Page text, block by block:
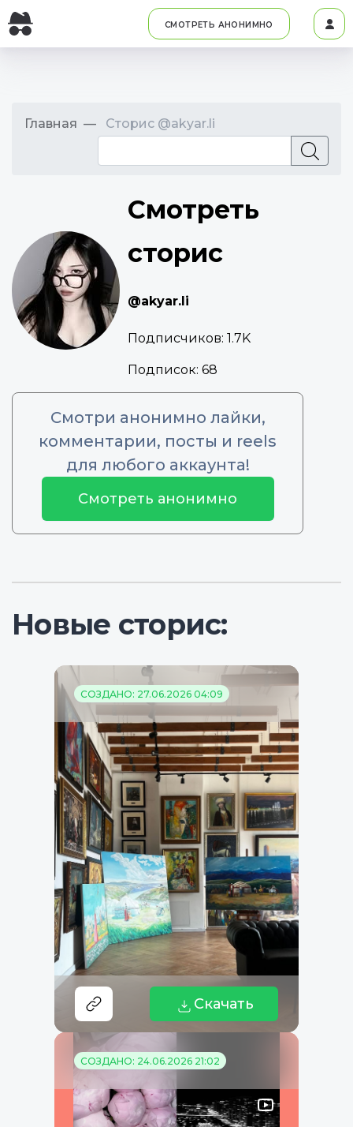
СМОТРЕТЬ АНОНИМНО
Главная Сторис @akyar.li
Смотреть
сторис
@akyar.li
Подписчиков: 1.7K
Подписок: 68
Смотри анонимно лайки,
комментарии, посты и reels
для любого аккаунта!
Смотреть анонимно
Новые сторис:
СОЗДАНО: 27.06.2026 04:09
Скачать
СОЗДАНО: 24.06.2026 21:02